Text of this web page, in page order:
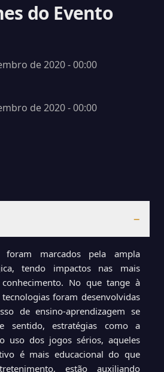
do Evento
de 2020 - 00:00
de 2020 - 00:00
−
marcados pela ampla
tendo impactos nas mais
No que tange à
foram desenvolvidas
de ensino-aprendizagem se
sentido, estratégias como a
uso dos jogos sérios, aqueles
é mais educacional do que
estão auxiliando